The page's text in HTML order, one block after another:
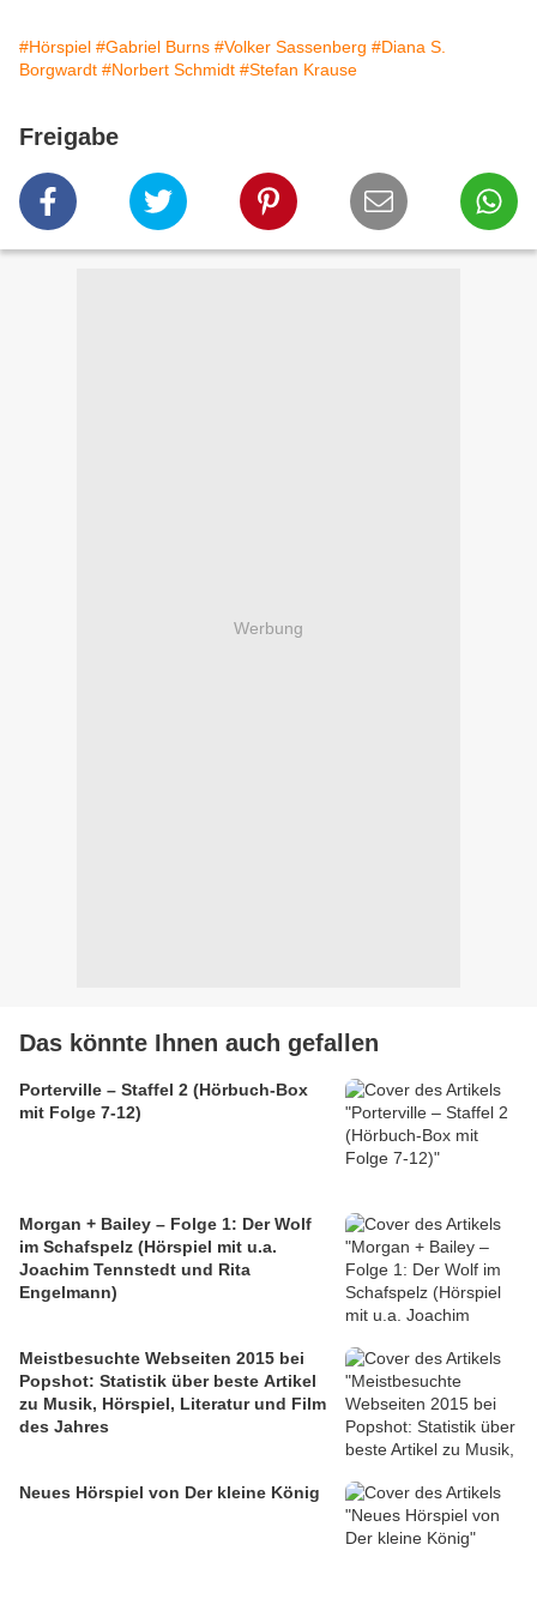
#Hörspiel #Gabriel Burns #Volker Sassenberg #Diana S.
Borgwardt #Norbert Schmidt #Stefan Krause
Freigabe
Werbung
Das könnte Ihnen auch gefallen
Porterville – Staffel 2 (Hörbuch-Box
mit Folge 7-12)
Morgan + Bailey – Folge 1: Der Wolf
im Schafspelz (Hörspiel mit u.a.
Joachim Tennstedt und Rita
Engelmann)
Meistbesuchte Webseiten 2015 bei
Popshot: Statistik über beste Artikel
zu Musik, Hörspiel, Literatur und Film
des Jahres
Neues Hörspiel von Der kleine König